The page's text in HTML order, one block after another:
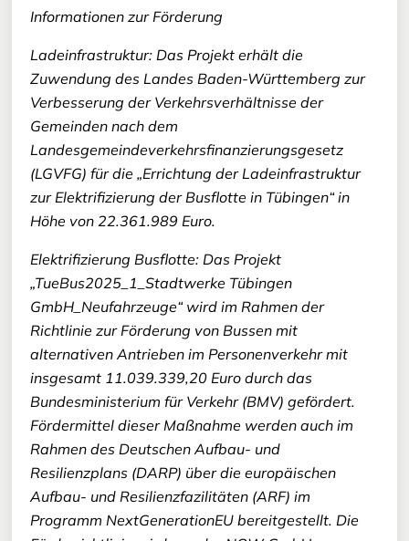
Informationen zur Förderung
Ladeinfrastruktur: Das Projekt erhält die
Zuwendung des Landes Baden-Württemberg zur
Verbesserung der Verkehrsverhältnisse der
Gemeinden nach dem
Landesgemeindeverkehrsfinanzierungsgesetz
(LGVFG) für die „Errichtung der Ladeinfrastruktur
zur Elektrifizierung der Busflotte in Tübingen“ in
Höhe von 22.361.989 Euro.
Elektrifizierung Busflotte: Das Projekt
„TueBus2025_1_Stadtwerke Tübingen
GmbH_Neufahrzeuge“ wird im Rahmen der
Richtlinie zur Förderung von Bussen mit
alternativen Antrieben im Personenverkehr mit
insgesamt 11.039.339,20 Euro durch das
Bundesministerium für Verkehr (BMV) gefördert.
Fördermittel dieser Maßnahme werden auch im
Rahmen des Deutschen Aufbau- und
Resilienzplans (DARP) über die europäischen
Aufbau- und Resilienzfazilitäten (ARF) im
Programm NextGenerationEU bereitgestellt. Die